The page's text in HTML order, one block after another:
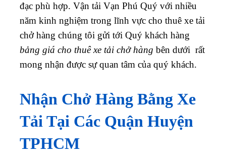
đạc phù hợp. Vận tải Vạn Phú Quý với nhiều
năm kinh nghiệm trong lĩnh vực cho thuê xe tải
chở hàng chúng tôi gửi tới Quý khách hàng
bảng giá cho thuê xe tải chở hàng bên dưới rất
mong nhận được sự quan tâm của quý khách.
Nhận Chở Hàng Bằng Xe
Tải Tại Các Quận Huyện
TPHCM